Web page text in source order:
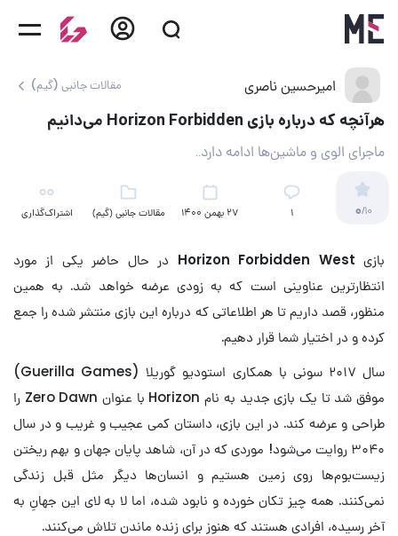
امیرحسین ناصری مقالات جانبی (گیم)
هرآنچه که درباره بازی Horizon Forbidden می‌دانیم
ماجرای الوی و ماشین‌ها ادامه دارد..
0/10 ۱ 27 بهمن 1400 مقالات جانبی (گیم) اشتراک‌گذاری
بازی Horizon Forbidden West در حال حاضر یکی از مورد
انتظارترین عناوینی است که به زودی عرضه خواهد شد. به همین
منظور، قصد داریم تا هر اطلاعاتی که درباره این بازی منتشر شده را جمع
کرده و در اختیار شما قرار دهیم.
سال ۲۰۱۷ سونی با همکاری استودیو گوریلا (Guerilla Games)
موفق شد تا یک بازی جدید به نام Horizon با عنوان Zero Dawn را
طراحی و عرضه کند. در این بازی، داستان کمی عجیب و غریب و در سال
۳۰۴۰ روایت می‌شود! موردی که در آن، شاهد پایان جهان و بهم ریختن
زیست‌بوم‌ها روی زمین هستیم و انسان‌ها دیگر مثل قبل زندگی
نمی‌کنند. همه چیز تکان خورده و نابود شده، اما لا به لای این جهانِ به
آخر رسیده، افرادی هستند که هنوز برای زنده ماندن تلاش می‌کنند.